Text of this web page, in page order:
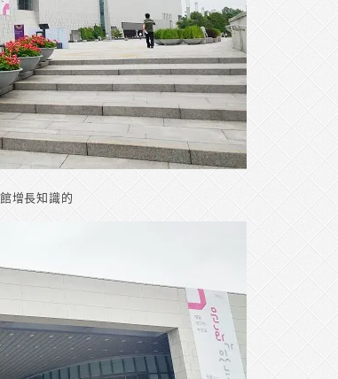
增長知識的